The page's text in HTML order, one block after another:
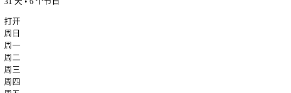
打开
周日
周一
周二
周三
周四